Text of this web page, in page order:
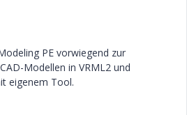
PE vorwiegend zur
Modellen in VRML2 und
eigenem Tool.